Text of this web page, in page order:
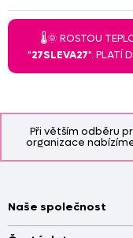
Při větším odběru
organizace
🌡️🌞 ROSTOU
"27SLEVA27". PLATÍ
Naše společnost
Doprava a platba